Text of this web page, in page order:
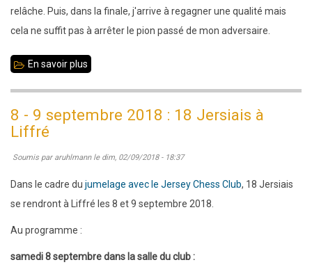
relâche. Puis, dans la finale, j'arrive à regagner une qualité mais
cela ne suffit pas à arrêter le pion passé de mon adversaire.
En savoir plus
2018
match
nul
entre
Liffré
8 - 9 septembre 2018 : 18 Jersiais à
Liffré
Soumis par aruhlmannle dim, 02/09/2018 - 18:37
Dans le cadre du jumelage avec le Jersey Chess Club, 18 Jersiais
se rendront à Liffré les 8 et 9 septembre 2018.
Au programme :
samedi 8 septembre dans la salle du club :